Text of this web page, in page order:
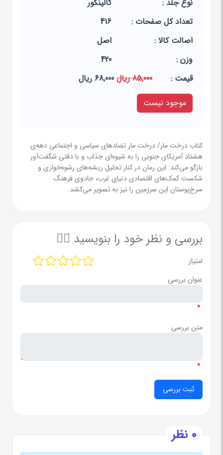
نوع جلد :
گالینگور
تعداد کل صفحات :
416
اصالت کالا :
اصل
وزن :
420
قيمت :
85,000 ریال
68,000 ریال
موجود نیست
کتاب درخت مار/ درخت مار تضادهای سیاسی و اجتماعی دهه‌ی
هشتاد آمریکای جنوبی را به شیوه‌ای جذاب و با دقتی شگفت‌آور
بازگو می‌کند. این رمان در کنار تحلیل ریشه‌های رشوه‌خواری و
شکست کمک‌های اقتصادی دنیای غرب، جادوی فرهنگ
سرخ‌پوستان این سرزمین را نیز به تصویر می‌کشد.
بررسی و نظر خود را بنویسید ✍🏻
امتیاز
عنوان بررسی
*
متن بررسی
*
0 نظر